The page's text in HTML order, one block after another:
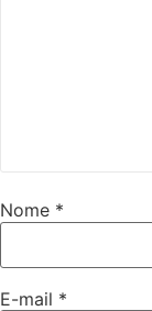
Nome *
E-mail *